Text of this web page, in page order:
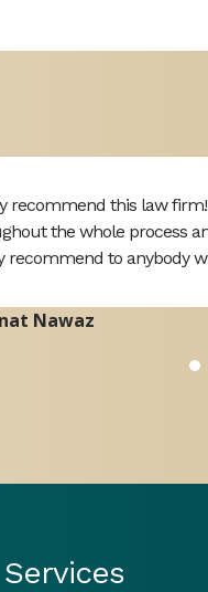
recommend this law
the whole process
recommend to anybody
Nawaz
Services